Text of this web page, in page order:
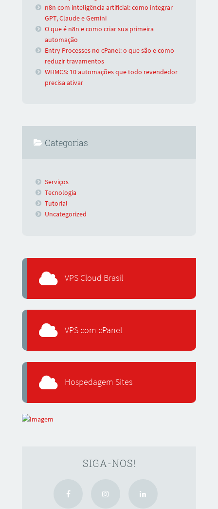
n8n com inteligência artificial: como integrar
GPT, Claude e Gemini
O que é n8n e como criar sua primeira
automação
Entry Processes no cPanel: o que são e como
reduzir travamentos
WHMCS: 10 automações que todo revendedor
precisa ativar
Categorias
Serviços
Tecnologia
Tutorial
Uncategorized
VPS Cloud Brasil
VPS com cPanel
Hospedagem Sites
SIGA-NOS!